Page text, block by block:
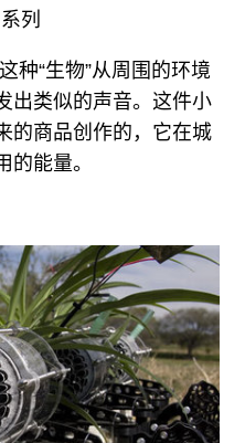
列
种“生物”从周围的环境
出类似的声音。这件小
的商品创作的，它在城
的能量。